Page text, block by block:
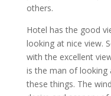
others.
Hotel has the good
looking at nice view.
with the excellent
is the man of looking
these things. The